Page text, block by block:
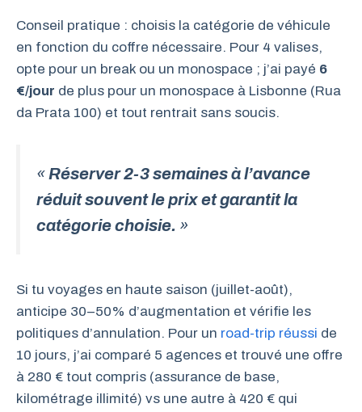
Conseil pratique : choisis la catégorie de véhicule
en fonction du coffre nécessaire. Pour 4 valises,
opte pour un break ou un monospace ; j’ai payé 6
€/jour de plus pour un monospace à Lisbonne (Rua
da Prata 100) et tout rentrait sans soucis.
«Réserver 2-3 semaines à l’avance
réduit souvent le prix et garantit la
catégorie choisie. »
Si tu voyages en haute saison (juillet-août),
anticipe 30–50% d’augmentation et vérifie les
politiques d’annulation. Pour un road-trip réussi de
10 jours, j’ai comparé 5 agences et trouvé une offre
à 280 € tout compris (assurance de base,
kilométrage illimité) vs une autre à 420 € qui